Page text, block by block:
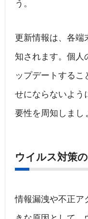
う。
更新情報は、各端
知されます。個人
ップデートする
せにならないよう
要性を周知しまし
ウイルス対策
情報漏洩や不正ア